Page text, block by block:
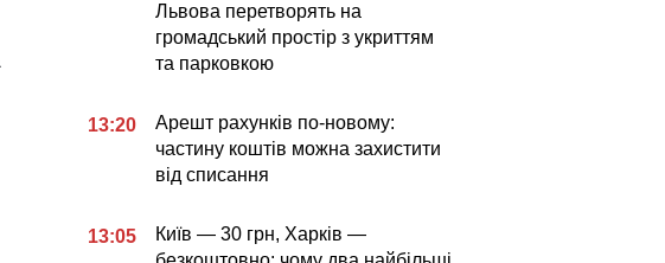
Львова перетворять на
громадський простір з укриттям
та парковкою
13:20
Арешт рахунків по-новому:
частину коштів можна захистити
від списання
13:05
Київ — 30 грн, Харків —